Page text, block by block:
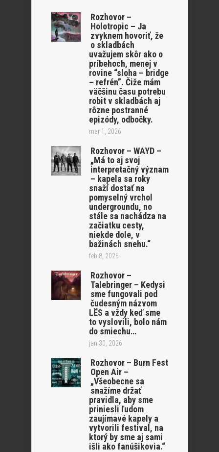
Rozhovor –
Holotropic – Ja
zvyknem hovoriť, že
o skladbách
uvažujem skôr ako o
príbehoch, menej v
rovine “sloha – bridge
– refrén”. Čiže mám
väčšinu času potrebu
robit v skladbách aj
rôzne postranné
epizódy, odbočky.
mar 1, 2026
Rozhovor – WAYD –
„Má to aj svoj
interpretačný význam
– kapela sa roky
snaží dostať na
pomyselný vrchol
undergroundu, no
stále sa nachádza na
začiatku cesty,
niekde dole, v
bažinách snehu.“
feb 8, 2026
Rozhovor –
Talebringer – Kedysi
sme fungovali pod
čudesným názvom
LËS a vždy keď sme
to vyslovili, bolo nám
do smiechu…
jan 30, 2026
Rozhovor – Burn Fest
Open Air –
„Všeobecne sa
snažíme držať
pravidla, aby sme
priniesli ľudom
zaujímavé kapely a
vytvorili festival, na
ktorý by sme aj sami
išli ako fanúšikovia.“